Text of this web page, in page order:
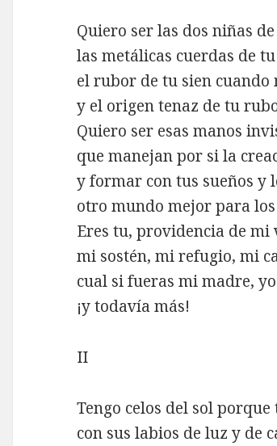
Quiero ser las dos niñas
las metálicas cuerdas de
el rubor de tu sien cuando
y el origen tenaz de tu
Quiero ser esas manos
que manejan por si la
y formar con tus sueños y
otro mundo mejor para los
Eres tu, providencia de mi
mi sostén, mi refugio, mi
cual si fueras mi madre,
¡y todavía más!
II
Tengo celos del sol porque
con sus labios de luz y de